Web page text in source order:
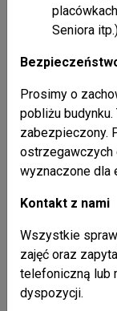
Seniora
Prosimy o
pobliżu
zabezpieczony.
ostrzegawczych
wyznaczone dla
Kontakt z nami
Wszystkie
zajęć oraz
telefoniczną lub
dyspozycji.